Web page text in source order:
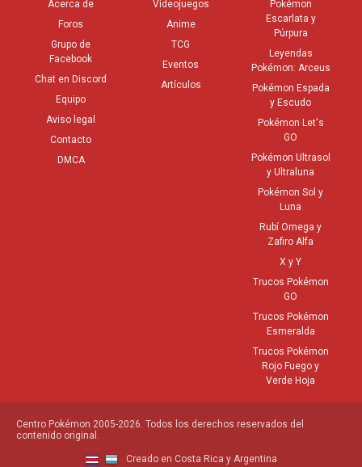
Acerca de
Foros
Grupo de
Facebook
Chat en Discord
Equipo
Aviso legal
Contacto
DMCA
Videojuegos
Anime
TCG
Eventos
Artículos
Pokémon
Escarlata y
Púrpura
Leyendas
Pokémon: Arceus
Pokémon Espada
y Escudo
Pokémon Let's
GO
Pokémon Ultrasol
y Ultraluna
Pokémon Sol y
Luna
Rubí Omega y
Zafiro Alfa
X y Y
Trucos Pokémon
GO
Trucos Pokémon
Esmeralda
Trucos Pokémon
Rojo Fuego y
Verde Hoja
Centro Pokémon 2005-2026. Todos los derechos reservados del
contenido original.
Creado en Costa Rica y Argentina